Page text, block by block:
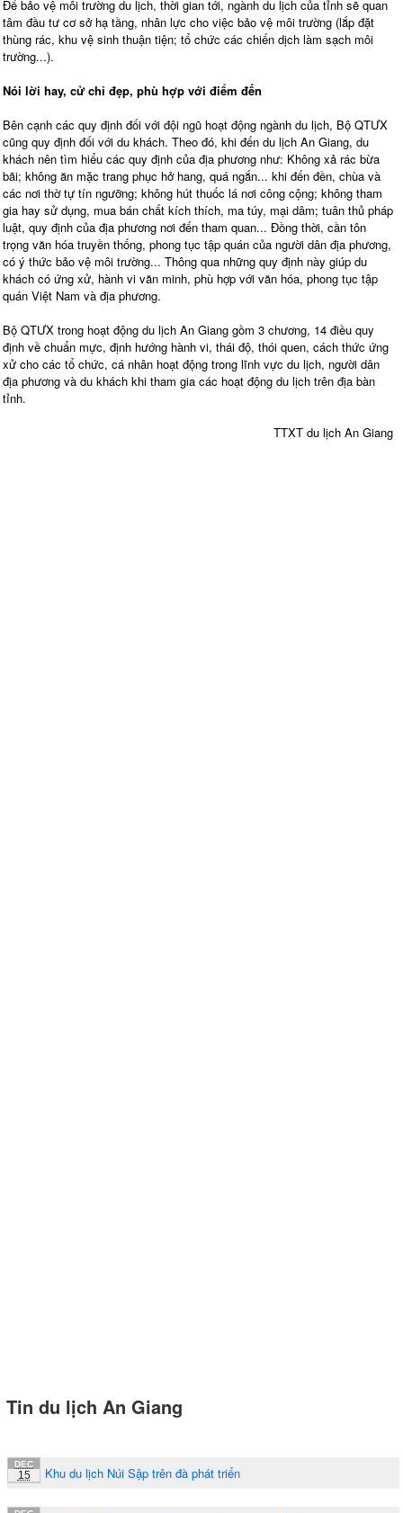
Để bảo vệ môi trường du lịch, thời gian tới, ngành du lịch của tỉnh sẽ quan
tâm đầu tư cơ sở hạ tầng, nhân lực cho việc bảo vệ môi trường (lắp đặt
thùng rác, khu vệ sinh thuận tiện; tổ chức các chiến dịch làm sạch môi
trường...).
Nói lời hay, cử chỉ đẹp, phù hợp với điểm đến
Bên cạnh các quy định đối với đội ngũ hoạt động ngành du lịch, Bộ QTƯX
cũng quy định đối với du khách. Theo đó, khi đến du lịch An Giang, du
khách nên tìm hiểu các quy định của địa phương như: Không xả rác bừa
bãi; không ăn mặc trang phục hở hang, quá ngắn... khi đến đền, chùa và
các nơi thờ tự tín ngưỡng; không hút thuốc lá nơi công cộng; không tham
gia hay sử dụng, mua bán chất kích thích, ma túy, mại dâm; tuân thủ pháp
luật, quy định của địa phương nơi đến tham quan... Đồng thời, cần tôn
trọng văn hóa truyền thống, phong tục tập quán của người dân địa phương,
có ý thức bảo vệ môi trường... Thông qua những quy định này giúp du
khách có ứng xử, hành vi văn minh, phù hợp với văn hóa, phong tục tập
quán Việt Nam và địa phương.
Bộ QTƯX trong hoạt động du lịch An Giang gồm 3 chương, 14 điều quy
định về chuẩn mực, định hướng hành vi, thái độ, thói quen, cách thức ứng
xử cho các tổ chức, cá nhân hoạt động trong lĩnh vực du lịch, người dân
địa phương và du khách khi tham gia các hoạt động du lịch trên địa bàn
tỉnh.
TTXT du lịch An Giang
Tin du lịch An Giang
DEC
15 Khu du lịch Núi Sập trên đà phát triển